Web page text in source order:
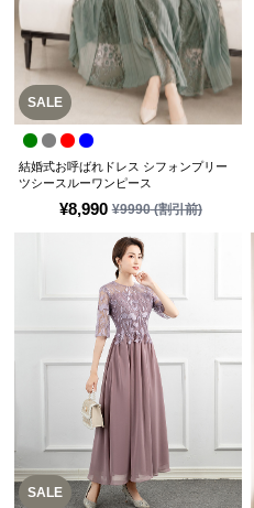
SALE
¥8,990 ¥9990(割引前)
結婚式お呼ばれドレス シフォンプリー
ツシースルーワンピース
SALE